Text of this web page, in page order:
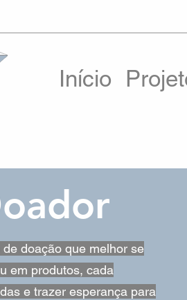
Início
doação que melhor se
em produtos, cada
e trazer esperança para